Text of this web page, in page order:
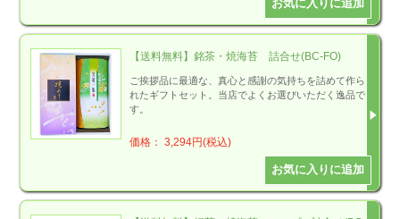
【送料無料】銘茶・焼海苔 詰合せ(BC-FO)
ご挨拶品に最適な、真心と感謝の気持ちを詰めて作ら
れたギフトセット。当店でよくお選びいただく逸品で
す。
価格： 3,294円(税込)